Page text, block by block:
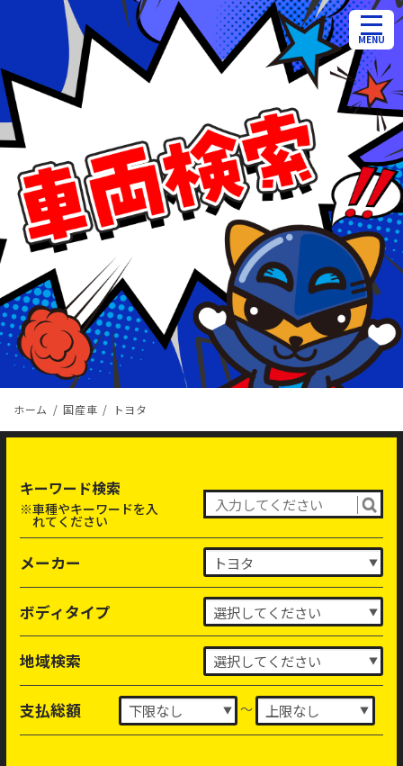
ホーム 国産車 トヨタ
キーワード検索
※車種やキーワードを入
れてください
メーカー
ボディタイプ
地域検索
支払総額 ～